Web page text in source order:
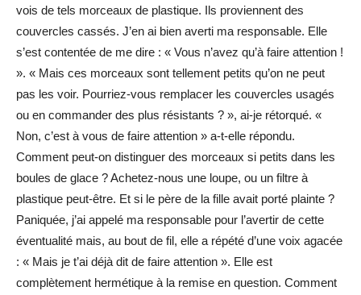
vois de tels morceaux de plastique. Ils proviennent des
couvercles cassés. J’en ai bien averti ma responsable. Elle
s’est contentée de me dire : « Vous n’avez qu’à faire attention !
». « Mais ces morceaux sont tellement petits qu’on ne peut
pas les voir. Pourriez-vous remplacer les couvercles usagés
ou en commander des plus résistants ? », ai-je rétorqué. «
Non, c’est à vous de faire attention » a-t-elle répondu.
Comment peut-on distinguer des morceaux si petits dans les
boules de glace ? Achetez-nous une loupe, ou un filtre à
plastique peut-être. Et si le père de la fille avait porté plainte ?
Paniquée, j’ai appelé ma responsable pour l’avertir de cette
éventualité mais, au bout de fil, elle a répété d’une voix agacée
: « Mais je t’ai déjà dit de faire attention ». Elle est
complètement hermétique à la remise en question. Comment